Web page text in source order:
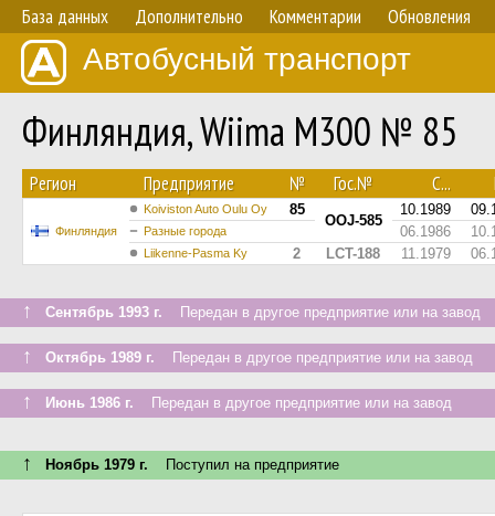
База данных Дополнительно Комментарии Обновления
Автобусный транспорт
Финляндия, Wiima M300 № 85
Регион Предприятие № Гос.№ С...
Финляндия
Koiviston Auto Oulu Oy 85
OOJ-585
10.1989
Разные города 06.1986
Liikenne-Pasma Ky 2 LCT-188 11.1979
↑ Сентябрь 1993 г. Передан в другое предприятие или на завод
↑ Октябрь 1989 г. Передан в другое предприятие или на завод
↑ Июнь 1986 г. Передан в другое предприятие или на завод
↑ Ноябрь 1979 г. Поступил на предприятие